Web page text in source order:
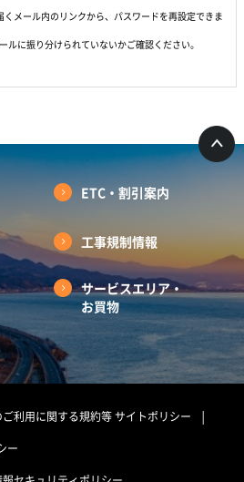
メール内のリンクから、パスワードを再設定できま
に振り分けられていないかご確認ください。
ETC・割引案内
工事規制情報
サービスエリア・
お買物
利用に関する規約等サイトポリシー
ー